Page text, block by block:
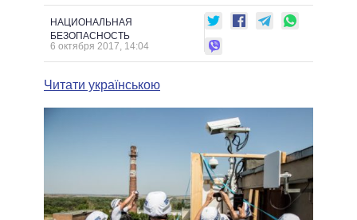
ГЛАВЫ ОБЛАДМИНИСТРАЦИЙ
МЭРЫ
ВСЕ ПЕРСОНЫ
СРАВНЕНИЕ ПОЛИТИКОВ
НАЦИОНАЛЬНАЯ
БЕЗОПАСНОСТЬ
6 октября 2017, 14:04
Читати українською